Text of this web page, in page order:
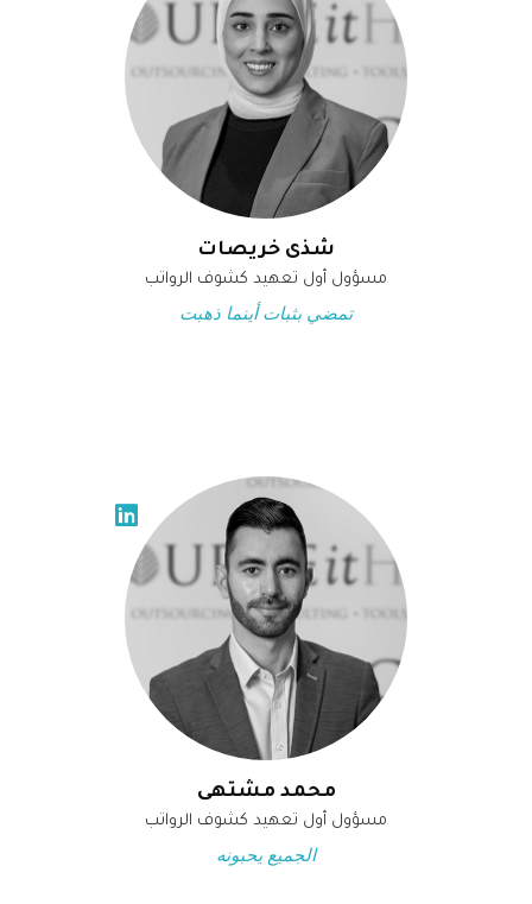
شذى خريصات
مسؤول أول تعهيد كشوف الرواتب
تمضي بثبات أينما ذهبت
محمد مشتهى
مسؤول أول تعهيد كشوف الرواتب
الجميع يحبونه